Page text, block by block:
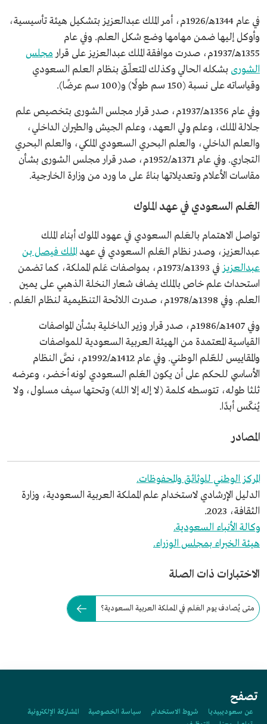
في عام 1344هـ/1926م، أمر الملك عبدالعزيز بتشكيل هيئة تأسيسية،
وأوكل إليها ضمن مهامها وضع شكل العلم. وفي عام
1355هـ/1937م، صدرت موافقة الملك عبدالعزيز على قرار
مجلس
الشورى بشكله الحالي وكذلك المتعلّق بنظام العلم السعودي
وقياساته على نسبة (150 سم طولًا) و(100 سم عرضًا).
وفي عام 1356هـ/1937م، صدر قرار مجلس الشورى بتخصيص علم
جلالة الملك، وعلم ولي العهد، وعلم الجيش والطيران الداخلي،
والعلم الداخلي، والعلم البحري السعودي الملكي، والعلم البحري
التجاري. وفي عام 1371هـ/1952م، صدر قرار مجلس الشورى بشأن
مقاسات الأعلام وتعديلاتها بناءً على ما ورد من وزارة الخارجية.
العَلم السعودي في عهد الملوك
تواصل الاهتمام بالعَلم السعودي في عهود الملوك أبناء الملك
عبدالعزيز، وصدر نظام العَلم السعودي في عهد الملك فيصل بن
عبدالعزيز
في 1393هـ/1973م، بمواصفات عَلم المملكة، كما تضمن
استحداث علم خاص بالملك يضاف شعار النخلة الذهبي على يمين
العلم. وفي 1398هـ/1978م، صدرت اللائحة التنظيمية لنظام العَلم .
وفي 1407هـ/1986م، صدر قرار وزير الداخلية بشأن المواصفات
القياسية المعتمدة من الهيئة العربية السعودية للمواصفات
والمقاييس للعّلم الوطني. وفي عام 1412هـ/1992م، نصَّ النظام
الأساسي للحكم على أن يكون العَلم السعودي لونه أخضر، وعرضه
ثلثا طوله، تتوسطه كلمة (لا إله إلا الله) وتحتها سيف مسلول، ولا
يُنكّس أبدًا.
المصادر
المركز الوطني للوثائق والمحفوظات.
الدليل الإرشادي لاستخدام علم المملكة العربية السعودية، وزارة
الثقافة، 2023.
وكالة الأنباء السعودية.
هيئة الخبراء بمجلس الوزراء.
الاختبارات ذات الصلة
متى يُصادف يوم العَلم في المملكة العربية السعودية؟
تصفح
عن سعوديبيديا شروط الاستخدام سياسة الخصوصية
المشاركة الإلكترونية